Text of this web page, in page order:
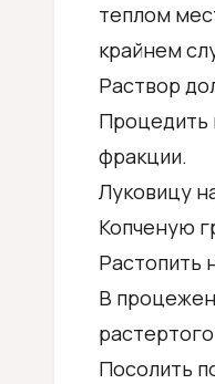
теплом
крайнем
Раствор
Процедить
фракции.
Луковицу
Копченую
Растопить
В
Посолить